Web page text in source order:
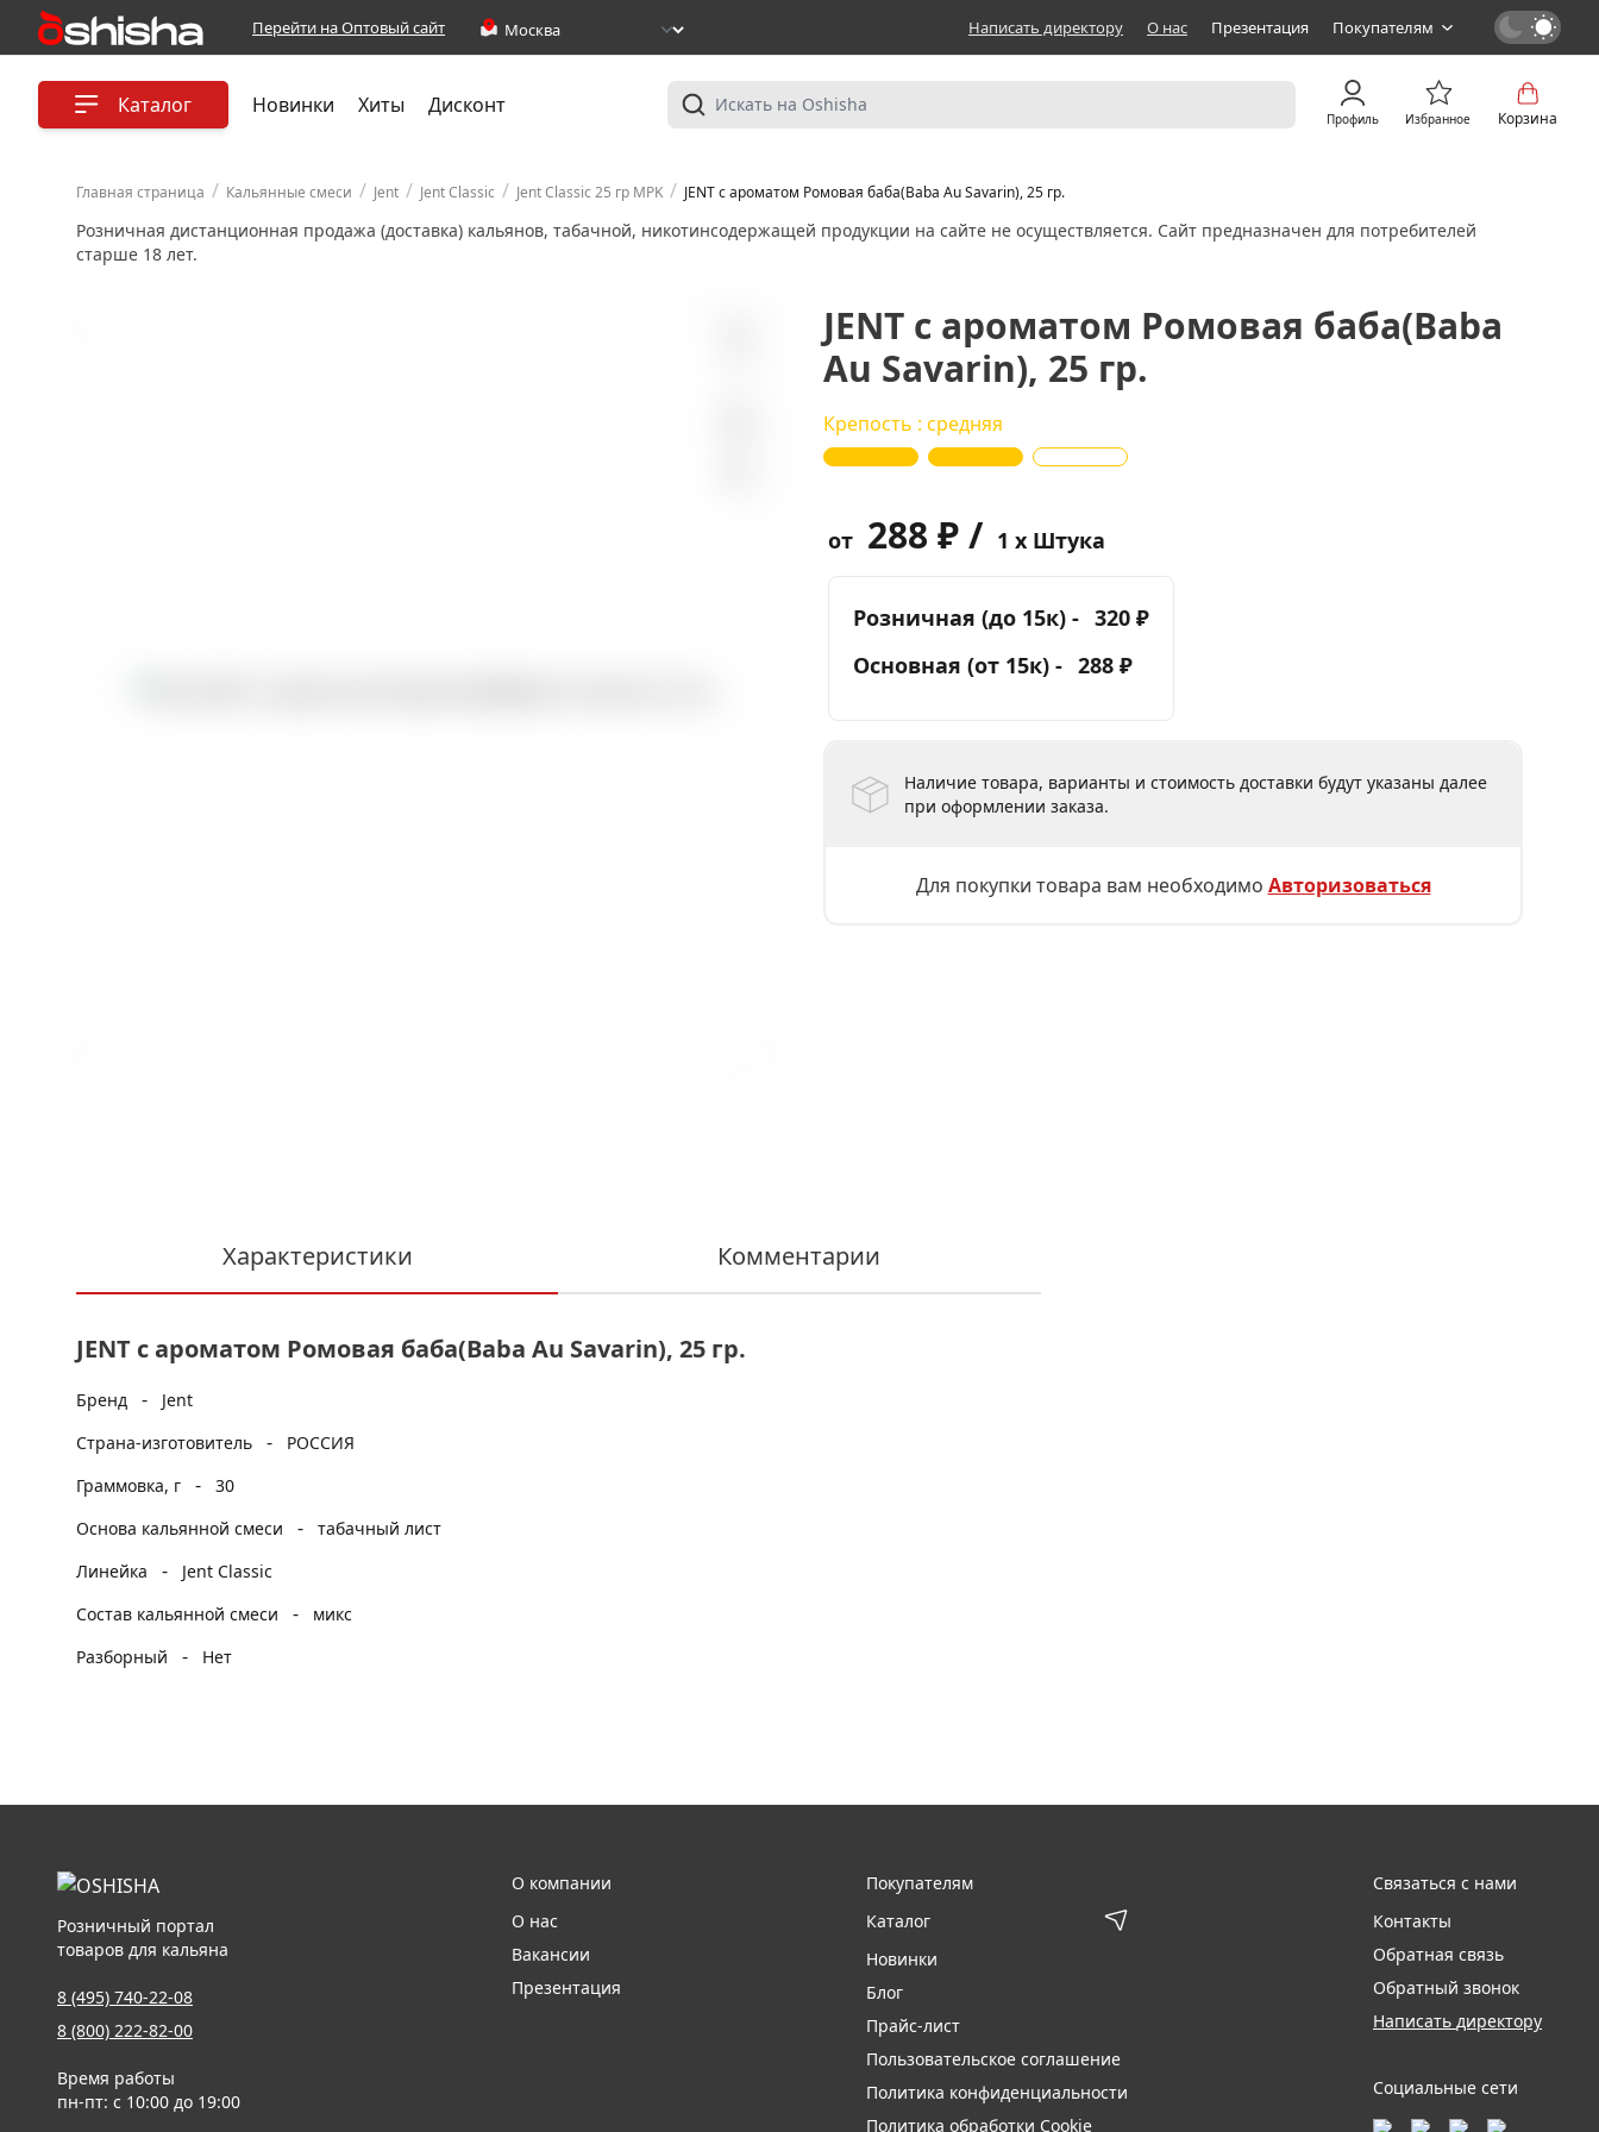
Перейти на Оптовый сайт Написать директору О нас Презентация Покупателям
Каталог Новинки Хиты Дисконт
Профиль Избранное Корзина
Главная страница / Кальянные смеси / Jent / Jent Classic / Jent Classic 25 гр MPK / JENT с ароматом Ромовая баба(Baba Au Savarin), 25 гр.
Розничная дистанционная продажа (доставка) кальянов, табачной, никотинсодержащей продукции на сайте не осуществляется. Сайт предназначен для потребителей
старше 18 лет.
JENT с ароматом Ромовая баба(Baba
Au Savarin), 25 гр.
Крепость : средняя
от 288 ₽ / 1 x Штука
Розничная (до 15к) - 320 ₽
Основная (от 15к) - 288 ₽
Наличие товара, варианты и стоимость доставки будут указаны далее
при оформлении заказа.
Для покупки товара вам необходимо Авторизоваться
Характеристики Комментарии
JENT с ароматом Ромовая баба(Baba Au Savarin), 25 гр.
Бренд -
Jent
Страна-изготовитель
-
РОССИЯ
Граммовка, г
- 30
Основа кальянной смеси
- табачный лист
Линейка
-
Jent Classic
Состав кальянной смеси
-
микс
Разборный
- Нет
Розничный портал
товаров для кальяна
8 (495) 740-22-08
8 (800) 222-82-00
Время работы
пн-пт: с 10:00 до 19:00
О компании
О нас
Вакансии
Презентация
Покупателям
Каталог
Новинки
Блог
Прайс-лист
Пользовательское соглашение
Политика конфиденциальности
Политика обработки Cookie
Связаться с нами
Контакты
Обратная связь
Обратный звонок
Написать директору
Социальные сети